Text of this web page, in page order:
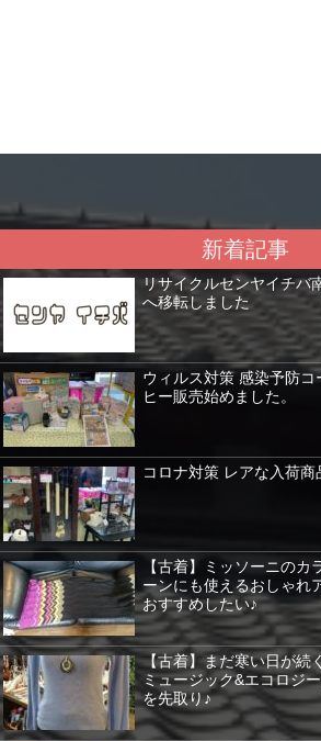
新着記事
リサイクルセンヤイチバ
へ移転しました
ウィルス対策 感染予防
ヒー販売始めました。
コロナ対策 レアな入荷
【古着】ミッソーニのカ
ーンにも使えるおしゃれ
おすすめしたい♪
【古着】まだ寒い日が続
ミュージック&エコロジ
を先取り♪